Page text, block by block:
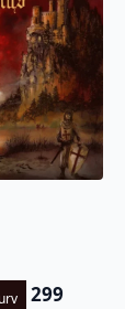
299